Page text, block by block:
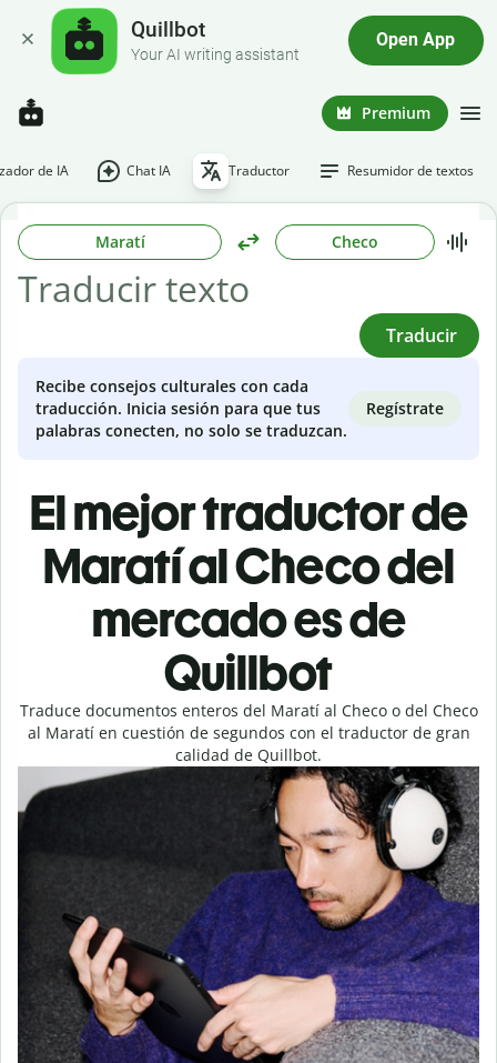
Quillbot
Your AI writing assistant
Open App
Premium
de IA Chat IA Traductor Resumidor de textos
Maratí Checo
Traducir
Recibe consejos culturales con cada
traducción. Inicia sesión para que tus
palabras conecten, no solo se traduzcan.
Regístrate
El mejor traductor de
Maratí al Checo del
mercado es de
Quillbot
Traduce documentos enteros del Maratí al Checo o del Checo
al Maratí en cuestión de segundos con el traductor de gran
calidad de Quillbot.